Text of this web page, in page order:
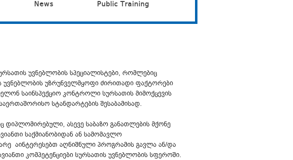
News Public Training
უვნებლობის სპეციალისტები, რომლებიც
უვნებლობის უზრუნველმყოფი ძირითადი ფაქტორები
საინსპექციო კონტროლი სურსათის მიმოქცევის
სტანდარტების შესაბამისად.
ასევე საბაზო განათლების მქონე
საქმიანობიდან ან სამომავლო
აინტერესებთ აღნიშნული პროგრამის გავლა ან/და
კომპეტენციები სურსათის უვნებლობის სფეროში.